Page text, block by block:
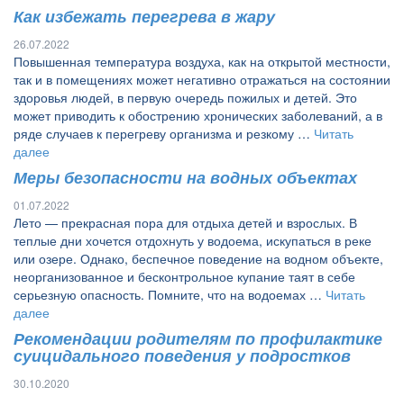
Как избежать перегрева в жару
26.07.2022
Повышенная температура воздуха, как на открытой местности,
так и в помещениях может негативно отражаться на состоянии
здоровья людей, в первую очередь пожилых и детей. Это
может приводить к обострению хронических заболеваний, а в
ряде случаев к перегреву организма и резкому … Читать
далее
Меры безопасности на водных объектах
01.07.2022
Лето — прекрасная пора для отдыха детей и взрослых. В
теплые дни хочется отдохнуть у водоема, искупаться в реке
или озере. Однако, беспечное поведение на водном объекте,
неорганизованное и бесконтрольное купание таят в себе
серьезную опасность. Помните, что на водоемах … Читать
далее
Рекомендации родителям по профилактике
суицидального поведения у подростков
30.10.2020